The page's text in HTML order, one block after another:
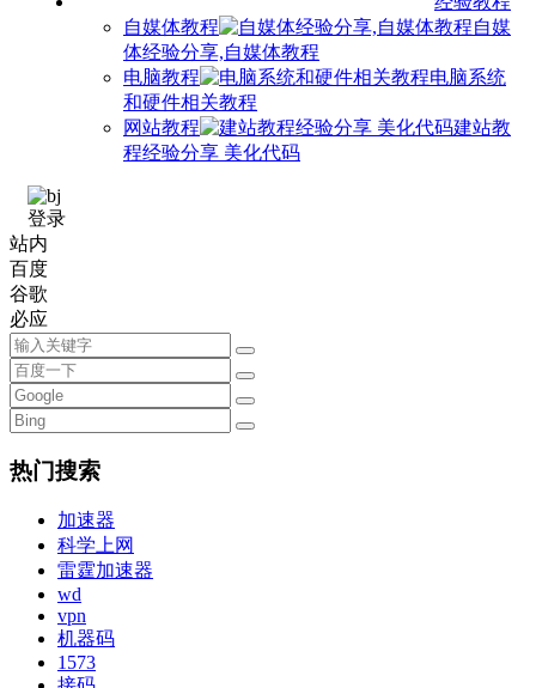
自媒体教程
自媒
体经验分享,自媒体教程
电脑教程
电脑系统
和硬件相关教程
网站教程
建站教
程经验分享 美化代码
登录
站内
百度
谷歌
必应
热门搜索
加速器
科学上网
雷霆加速器
wd
vpn
机器码
1573